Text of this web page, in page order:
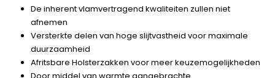
De inherent vlamvertragend kwaliteiten zullen niet
afnemen
Versterkte delen van hoge slijtvastheid voor maximale
duurzaamheid
Afritsbare Holsterzakken voor meer keuzemogelijkheden
Door middel van warmte aangebrachte